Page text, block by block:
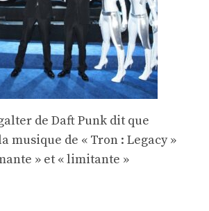
de Daft Punk dit que
musique de « Tron : Legacy »
» et « limitante »